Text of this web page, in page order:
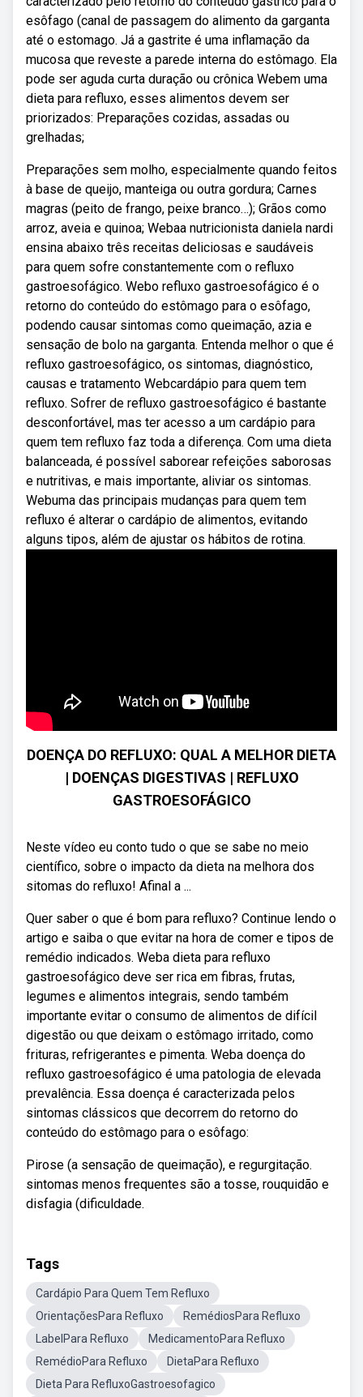
esôfago (canal de passagem do alimento da garganta
até o estomago. Já a gastrite é uma inflamação da
mucosa que reveste a parede interna do estômago. Ela
pode ser aguda curta duração ou crônica Webem uma
dieta para refluxo, esses alimentos devem ser
priorizados: Preparações cozidas, assadas ou
grelhadas;
Preparações sem molho, especialmente quando feitos
à base de queijo, manteiga ou outra gordura; Carnes
magras (peito de frango, peixe branco…); Grãos como
arroz, aveia e quinoa; Webaa nutricionista daniela nardi
ensina abaixo três receitas deliciosas e saudáveis
para quem sofre constantemente com o refluxo
gastroesofágico. Webo refluxo gastroesofágico é o
retorno do conteúdo do estômago para o esôfago,
podendo causar sintomas como queimação, azia e
sensação de bolo na garganta. Entenda melhor o que é
refluxo gastroesofágico, os sintomas, diagnóstico,
causas e tratamento Webcardápio para quem tem
refluxo. Sofrer de refluxo gastroesofágico é bastante
desconfortável, mas ter acesso a um cardápio para
quem tem refluxo faz toda a diferença. Com uma dieta
balanceada, é possível saborear refeições saborosas
e nutritivas, e mais importante, aliviar os sintomas.
Webuma das principais mudanças para quem tem
refluxo é alterar o cardápio de alimentos, evitando
alguns tipos, além de ajustar os hábitos de rotina.
DOENÇA DO REFLUXO: QUAL A MELHOR DIETA
| DOENÇAS DIGESTIVAS | REFLUXO
GASTROESOFÁGICO
Neste vídeo eu conto tudo o que se sabe no meio
científico, sobre o impacto da dieta na melhora dos
sitomas do refluxo! Afinal a ...
Quer saber o que é bom para refluxo? Continue lendo o
artigo e saiba o que evitar na hora de comer e tipos de
remédio indicados. Weba dieta para refluxo
gastroesofágico deve ser rica em fibras, frutas,
legumes e alimentos integrais, sendo também
importante evitar o consumo de alimentos de difícil
digestão ou que deixam o estômago irritado, como
frituras, refrigerantes e pimenta. Weba doença do
refluxo gastroesofágico é uma patologia de elevada
prevalência. Essa doença é caracterizada pelos
sintomas clássicos que decorrem do retorno do
conteúdo do estômago para o esôfago:
Pirose (a sensação de queimação), e regurgitação.
sintomas menos frequentes são a tosse, rouquidão e
disfagia (dificuldade.
Tags
Cardápio Para Quem Tem Refluxo
OrientaçõesPara Refluxo
RemédiosPara Refluxo
LabelPara Refluxo
MedicamentoPara Refluxo
RemédioPara Refluxo
DietaPara Refluxo
Dieta Para RefluxoGastroesofagico